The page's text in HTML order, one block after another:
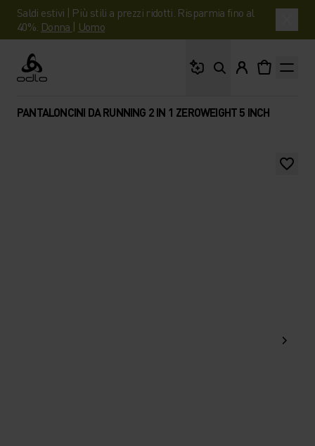
Saldi estivi | Più stili a prezzi ridotti. Risparmia fino al
40%. Donna | Uomo
Odlo
PANTALONCINI DA RUNNING 2 IN 1 ZEROWEIGHT 5 INCH